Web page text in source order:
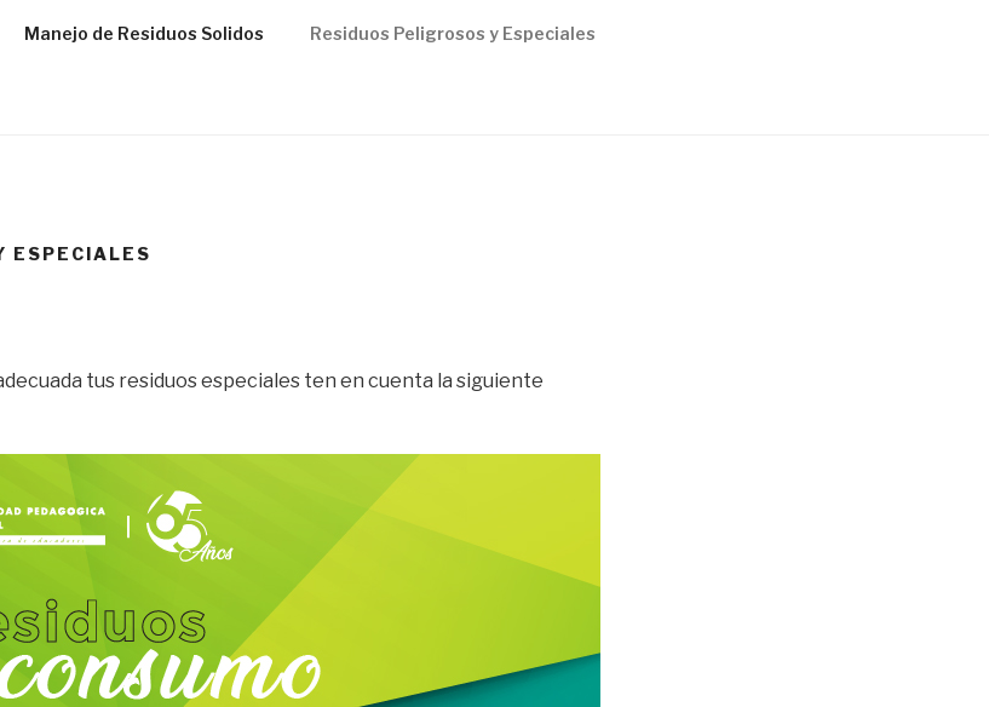
Manejo de Residuos Solidos Residuos Peligrosos y Especiales
ESPECIALES
tus residuos especiales ten en cuenta la siguiente